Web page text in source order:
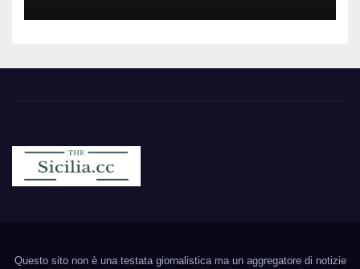
Questo sito non è una testata giornalistica ma un aggregatore di notizie